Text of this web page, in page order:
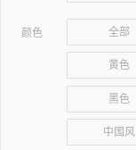
颜色 全部
黄色
黑色
中国风